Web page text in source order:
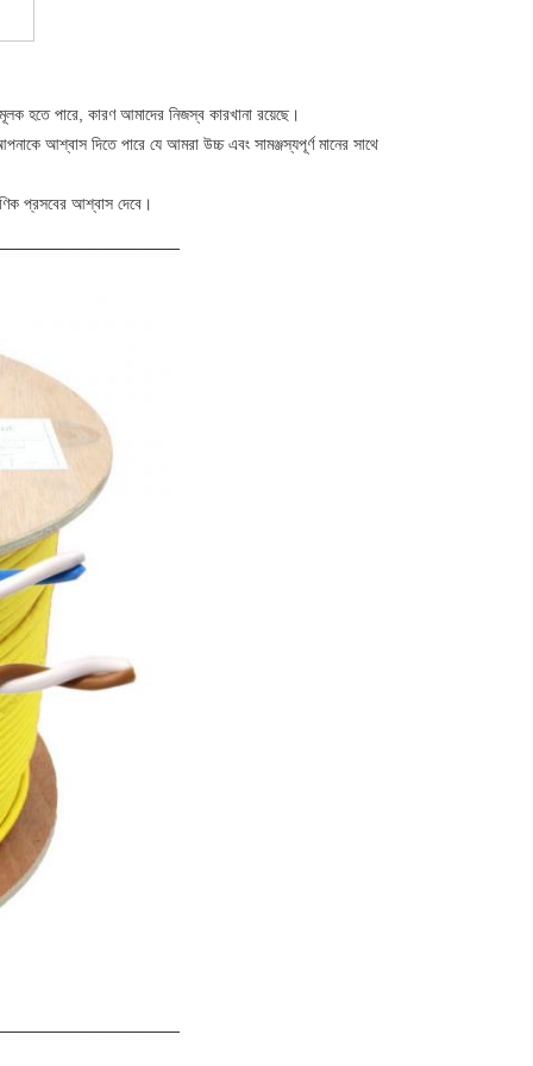
হতে পারে, কারণ আমাদের নিজস্ব কারখানা রয়েছে।
আশ্বাস দিতে পারে যে আমরা উচ্চ এবং সামঞ্জস্যপূর্ণ মানের সাথে
প্রসবের আশ্বাস দেবে।